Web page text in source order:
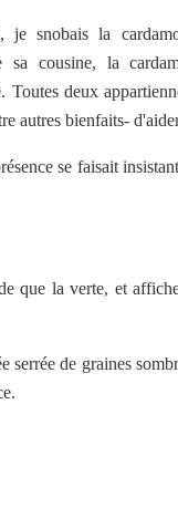
je snobais la
cousine, la
Toutes deux
autres bienfaits-
se faisait
que la verte, et
serrée de graines